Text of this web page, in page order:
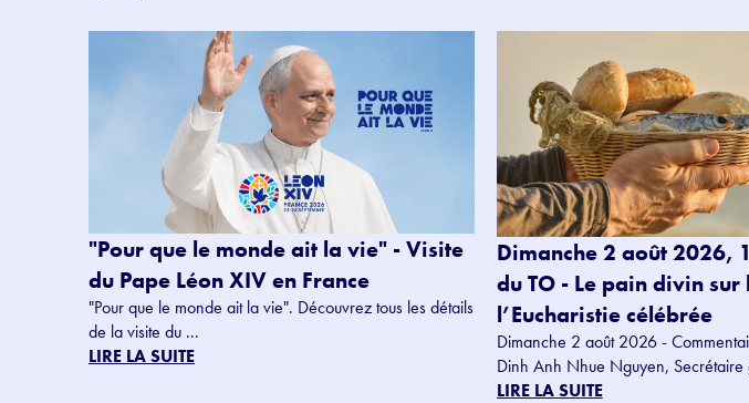
"Pour que le monde ait la vie" - Visite
du Pape Léon XIV en France
"Pour que le monde ait la vie". Découvrez tous les détails
de la visite du ...
LIRE LA SUITE
Dimanche 2 août 2026,
du TO - Le pain divin sur
l’Eucharistie célébrée
Dimanche 2 août 2026 -
Dinh Anh Nhue Nguyen, Secrétaire
LIRE LA SUITE